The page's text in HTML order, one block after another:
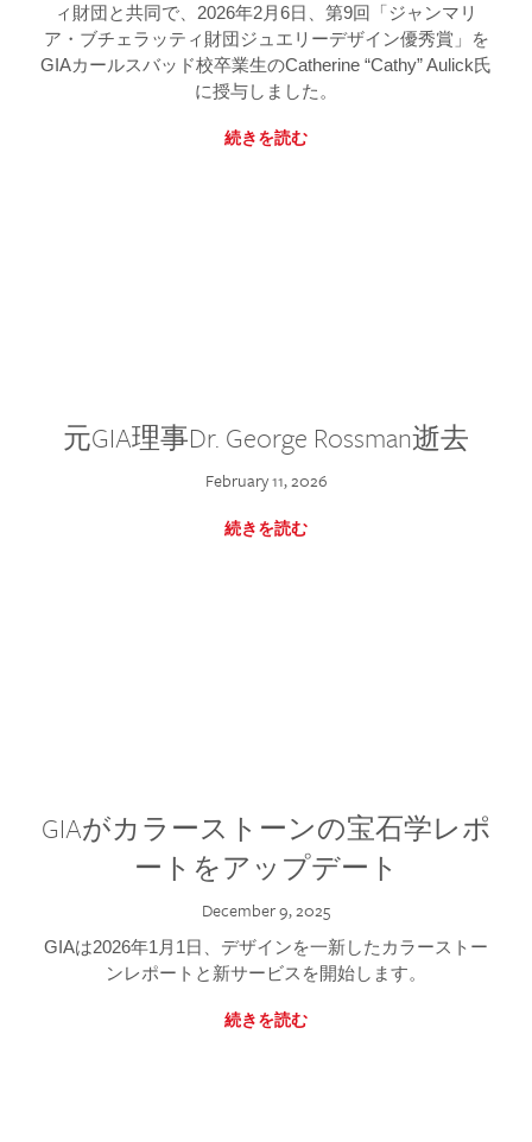
ィ財団と共同で、2026年2月6日、第9回「ジャンマリ
ア・ブチェラッティ財団ジュエリーデザイン優秀賞」を
GIAカールスバッド校卒業生のCatherine “Cathy” Aulick氏
に授与しました。
続きを読む
元GIA理事Dr. George Rossman逝去
February 11, 2026
続きを読む
GIAがカラーストーンの宝石学レポ
ートをアップデート
December 9, 2025
GIAは2026年1月1日、デザインを一新したカラーストー
ンレポートと新サービスを開始します。
続きを読む